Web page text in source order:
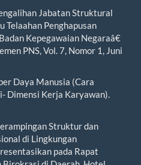
Jabatan Struktural
Telaahan Penghapusan
Kepegawaian Negaraâ€
PNS, Vol. 7, Nomor 1, Juni
Daya Manusia (Cara
Dimensi Kerja Karyawan).
Struktur dan
di Lingkungan
pada Rapat